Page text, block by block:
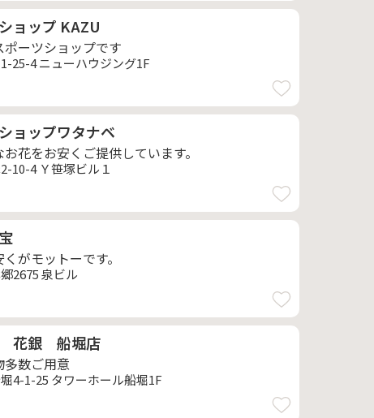
ョップ KAZU
ーツショップです
25-4 ニューハウジング1F
ョップワタナベ
花をお安くご提供しています。
10-4 Ｙ笹塚ビル１
がモットーです。
2675 泉ビル
花銀 船堀店
数ご用意
4-1-25 タワーホール船堀1F